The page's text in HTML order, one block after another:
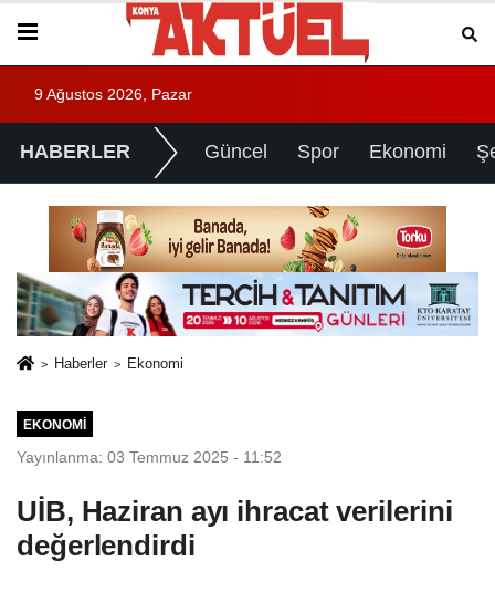
9 Ağustos 2026, Pazar
HABERLER Güncel Spor Ekonomi
Haberler Ekonomi
EKONOMI
Yayınlanma: 03 Temmuz 2025 - 11:52
UİB, Haziran ayı ihracat verilerini
değerlendirdi